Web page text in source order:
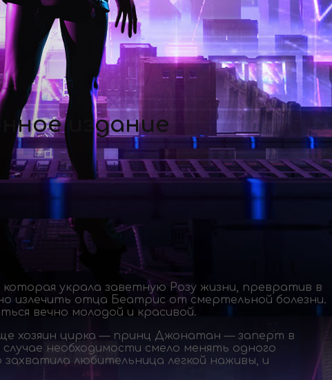
издание
украла заветную Розу жизни, превратив в
излечить отца Беатрис от смертельной болезни.
вечно молодой и красивой.
хозяин цирка — принц Джонатан — заперт в
необходимости смело менять одного
любительница легкой наживы, и